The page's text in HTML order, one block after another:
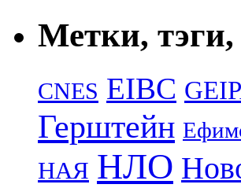
Метки,
CNES EIBC
Герштейн
НАЯ НЛО